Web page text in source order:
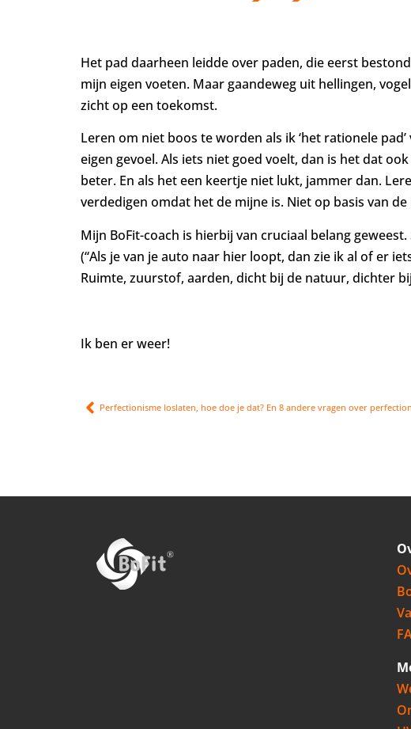
Het pad daarheen leidde over paden, die eerst
mijn eigen voeten. Maar gaandeweg uit hellingen,
zicht op een toekomst.
Leren om niet boos te worden als ik ‘het rationele
eigen gevoel. Als iets niet goed voelt, dan is het dat
beter. En als het een keertje niet lukt, jammer dan.
verdedigen omdat het de mijne is. Niet op basis van
Mijn BoFit-coach is hierbij van cruciaal belang
(“Als je van je auto naar hier loopt, dan zie ik al of er
Ruimte, zuurstof, aarden, dicht bij de natuur, dichter
Ik ben er weer!
Perfectionisme loslaten, hoe doe je dat? En 8 andere vragen over